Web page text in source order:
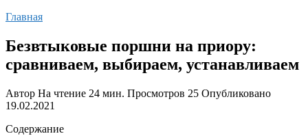
Главная
Безвтыковые поршни на приору:
сравниваем, выбираем, устанавливаем
Автор На чтение 24 мин. Просмотров 25 Опубликовано
19.02.2021
Содержание